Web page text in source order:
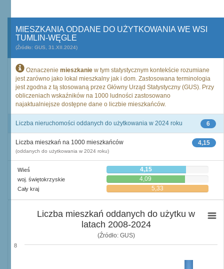
MIESZKANIA ODDANE DO UŻYTKOWANIA WE WSI
TUMLIN-WĘGLE
(Źródło: GUS, 31.XII.2024)
Oznaczenie mieszkanie w tym statystycznym kontekście rozumiane
jest zarówno jako lokal mieszkalny jak i dom. Zastosowana terminologia
jest zgodna z tą stosowaną przez Główny Urząd Statystyczny (GUS). Przy
obliczeniach wskaźników na 1000 ludności zastosowano
najaktualniejsze dostępne dane o liczbie mieszkańców.
6
Liczba nieruchomości oddanych do użytkowania w 2024 roku
4,15
Liczba mieszkań na 1000 mieszkańców
(oddanych do użytkowania w 2024 roku)
Wieś 4,15
woj. świętokrzyskie 4,09
Cały kraj 5,33
Liczba mieszkań oddanych do użytku w
latach 2008-2024
(Źródło: GUS)
8